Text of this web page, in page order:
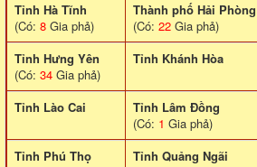
Tỉnh Hà Tĩnh
(Có: 8 Gia phả)
Thành phố Hải Phòng
(Có: 22 Gia phả)
Tỉnh Hưng Yên
(Có: 34 Gia phả)
Tỉnh Khánh Hòa
Tỉnh Lào Cai
Tỉnh Lâm Đồng
(Có: 1 Gia phả)
Tỉnh Phú Thọ
Tỉnh Quảng Ngãi